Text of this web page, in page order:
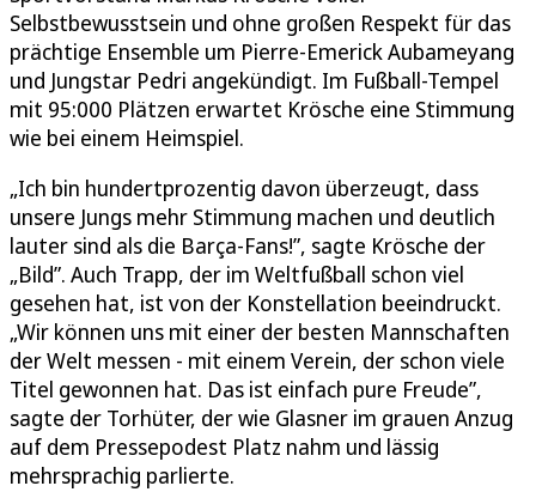
Selbstbewusstsein und ohne großen Respekt für das
prächtige Ensemble um Pierre-Emerick Aubameyang
und Jungstar Pedri angekündigt. Im Fußball-Tempel
mit 95:000 Plätzen erwartet Krösche eine Stimmung
wie bei einem Heimspiel.
„Ich bin hundertprozentig davon überzeugt, dass
unsere Jungs mehr Stimmung machen und deutlich
lauter sind als die Barça-Fans!”, sagte Krösche der
„Bild”. Auch Trapp, der im Weltfußball schon viel
gesehen hat, ist von der Konstellation beeindruckt.
„Wir können uns mit einer der besten Mannschaften
der Welt messen - mit einem Verein, der schon viele
Titel gewonnen hat. Das ist einfach pure Freude”,
sagte der Torhüter, der wie Glasner im grauen Anzug
auf dem Pressepodest Platz nahm und lässig
mehrsprachig parlierte.